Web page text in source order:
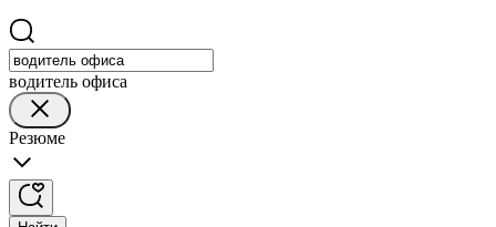
водитель офиса
Резюме